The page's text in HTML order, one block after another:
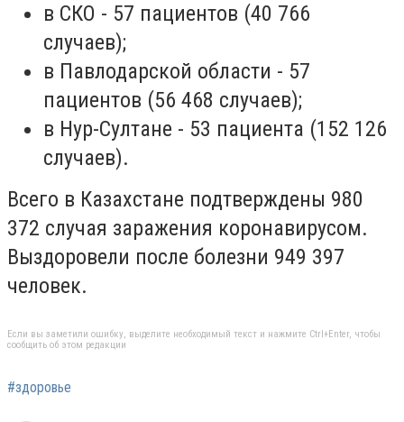
в СКО - 57 пациентов (40 766
случаев);
в Павлодарской области - 57
пациентов (56 468 случаев);
в Нур-Султане - 53 пациента (152 126
случаев).
Всего в Казахстане подтверждены 980
372 случая заражения коронавирусом.
Выздоровели после болезни 949 397
человек.
Если вы заметили ошибку, выделите необходимый текст и нажмите Ctrl+Enter, чтобы
сообщить об этом редакции
#здоровье